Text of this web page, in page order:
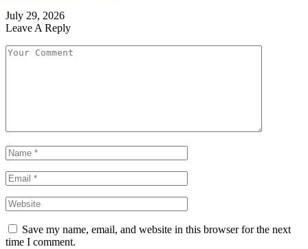
July 29, 2026
Leave A Reply
Save my name, email, and website in this browser for the next
time I comment.